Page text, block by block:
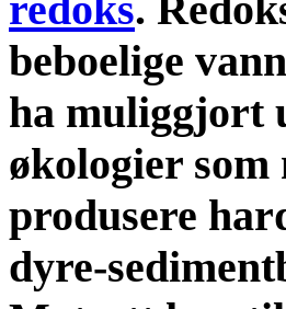
beboelige
ha muliggjort
økologier
produsere
dyre-